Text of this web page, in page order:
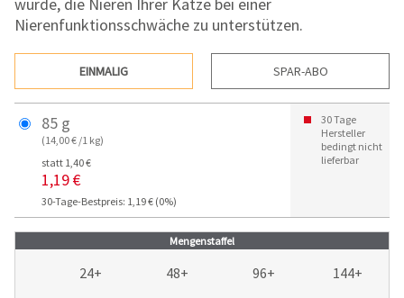
Nierenfunktionsschwäche zu unterstützen.
EINMALIG SPAR-ABO
85 g
(14,00 € /1 kg)
statt 1,40 €
1,19 €
30-Tage-Bestpreis: 1,19 € (0%)
30 Tage
Hersteller
bedingt nicht
lieferbar
Mengenstaffel
24+ 48+ 96+
144+